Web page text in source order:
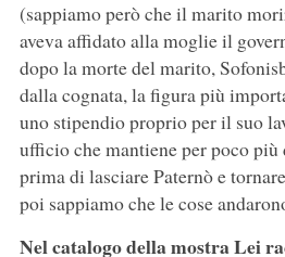
(sappiamo però che il marito
aveva affidato alla moglie il
dopo la morte del marito,
dalla cognata, la figura più
uno stipendio proprio per il suo
ufficio che mantiene per poco più
prima di lasciare Paternò e
poi sappiamo che le cose
Nel catalogo della mostra Lei